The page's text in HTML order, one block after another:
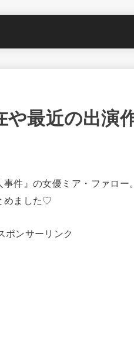
最近の出演
件』の女優ミア・ファロー。
めました♡
ポンサーリンク